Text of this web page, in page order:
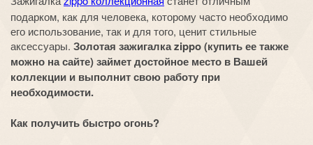
подарком, как для человека, которому часто необходимо
его использование, так и для того, ценит стильные
аксессуары. Золотая зажигалка zippo (купить ее также
можно на сайте) займет достойное место в Вашей
коллекции и выполнит свою работу при
необходимости.
Как получить быстро огонь?